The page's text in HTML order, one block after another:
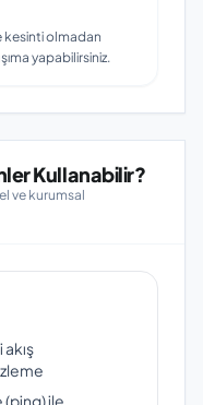
kesinti olmadan
yapabilirsiniz.
Kullanabilir?
ve kurumsal
ile